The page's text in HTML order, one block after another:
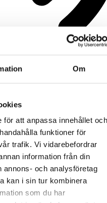
Om
för att anpassa innehållet och
funktioner för
trafik. Vi vidarebefordrar
information från din
annons- och analysföretag
kan i sin tur kombinera
som du har
och utan
värdefull. Inga
bilens förare. Vid akuta
och jourbilen rullar